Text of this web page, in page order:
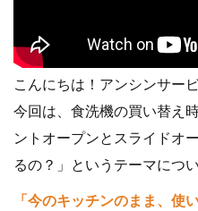
こんにちは！アンシンサー
今回は、食洗機の買い替え
ントオープンとスライドオ
るの？」というテーマにつ
「今のキッチンのまま、使